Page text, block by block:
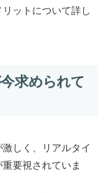
ットについて詳し
求められて
しく、リアルタイ
要視されていま